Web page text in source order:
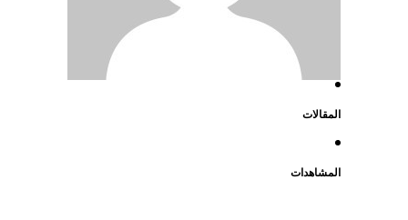
المقالات
المشاهدات